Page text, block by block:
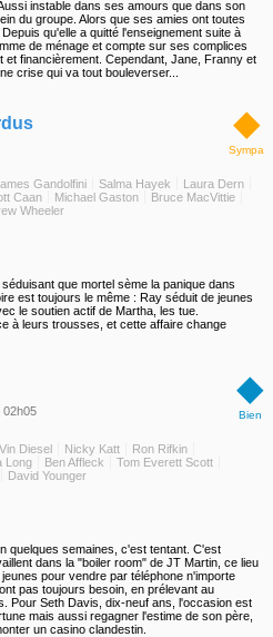
instable dans ses amours que dans son
du groupe. Alors que ses amies ont toutes
qu'elle a quitté l'enseignement suite à
de ménage et compte sur ses complices
et financièrement. Cependant, Jane, Franny et
crise qui va tout bouleverser...
◆
Sympa
Gandolfini Salma Hayek
Laura Dern
Caan Michael Gaston
Bruce MacVittie
Wheeler
que mortel sème la panique dans
est toujours le même : Ray séduit de jeunes
le soutien actif de Martha, les tue.
à leurs trousses, et cette affaire change
◆
Bien
02h05
Vin Diesel Nicky Katt
Ron Rifkin
Long Ben Affleck
Tom Everett Scott
David Younger
quelques semaines, c'est tentant. C'est
dans la "boiler room" de JT Martin, ce lieu
pour vendre par téléphone n'importe
pas toujours besoin, en prélevant au
Pour Seth Davis, dix-neuf ans, l'occasion est
mais aussi regagner l'estime de son père,
un casino clandestin.